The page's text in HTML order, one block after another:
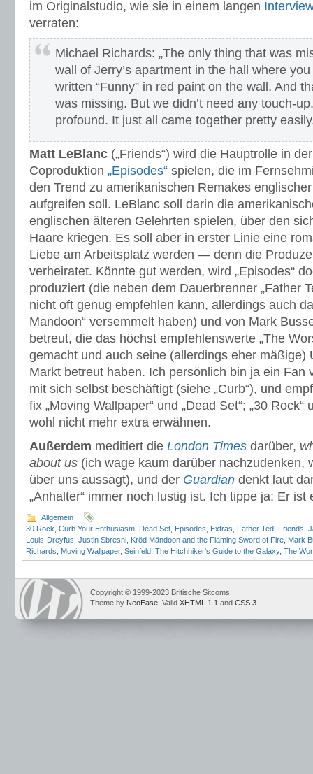
im Originalstudio, wie sie in einem langen
verraten:
Michael Richards: „The only thing that was
wall of Jerry’s apartment in the hall where
written “Funny” in red paint on the wall. And
was missing. But we didn’t need any touch-
profound. It just all came together pretty
Matt LeBlanc („Friends“) wird die Hauptrolle in
Coproduktion „Episodes“ spielen, die im
den Trend zu amerikanischen Remakes
aufgreifen soll. LeBlanc soll darin die
englischen älteren Gelehrten spielen, über den
Haare kriegen. Es soll aber in erster Linie eine
Liebe am Arbeitsplatz werden — denn die
verheiratet. Könnte gut werden, wird „Episodes“
produziert (die neben dem Dauerbrenner „Father
nicht oft genug empfehlen kann, allerdings auch
Mandoon“ versemmelt haben) und von Mark
betreut, die das höchst empfehlenswerte „The
gemacht und auch seine (allerdings eher mäßige)
Markt betreut haben. Ich persönlich bin ja ein Fan
mit sich selbst beschäftigt (siehe „Curb“), und
fix „Moving Wallpaper“ und „Dead Set“; „30 Rock“
wohl nicht mehr extra erwähnen.
Außerdem meditiert die London Times darüber,
about us (ich wage kaum darüber nachzudenken,
über uns aussagt), und der Guardian denkt laut
„Anhalter“ immer noch lustig ist. Ich tippe ja: Er ist
Allgemein
30 Rock Curb Your Enthusiasm Dead Set Episodes Extras Father Ted Friends
Louis-Dreyfus Justin Sbresni Kröd Mändoon and the Flaming Sword of Fire Mark
Richards
Moving Wallpaper, Seinfeld The Hitchhiker's Guide to the Galaxy, The
Copyright © 1999-2023 Britische Sitcoms
Theme by NeoEase . Valid XHTML 1.1 and CSS 3